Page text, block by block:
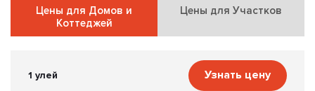
Цены для Домов и
Коттеджей
Цены для Участков
1 улей Узнать цену